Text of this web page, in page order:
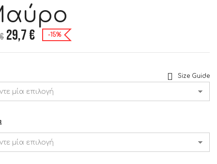
29,7€ -15%
Size Guide